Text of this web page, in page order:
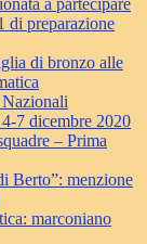
a partecipare
di preparazione
di bronzo alle
7 dicembre 2020
– Prima
Berto”: menzione
marconiano